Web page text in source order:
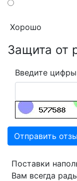
Хорошо
Защита от
Введите
Отправить
Поставки
Вам всегда